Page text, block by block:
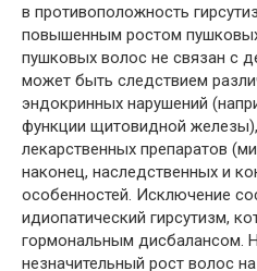
в противоположность
повышенным ростом
пушковых волос не связан с
может быть следствием
эндокринных нарушений
функции щитовидной железы
лекарственных препаратов
наконец, наследственных и
особенностей. Исключение
идиопатический гирсутизм,
гормональным дисбалансом.
незначительный рост волос